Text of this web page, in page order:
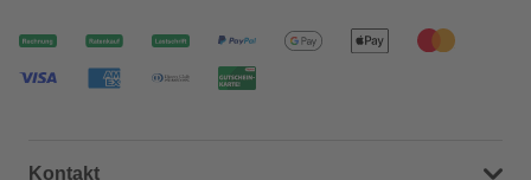
Kontakt